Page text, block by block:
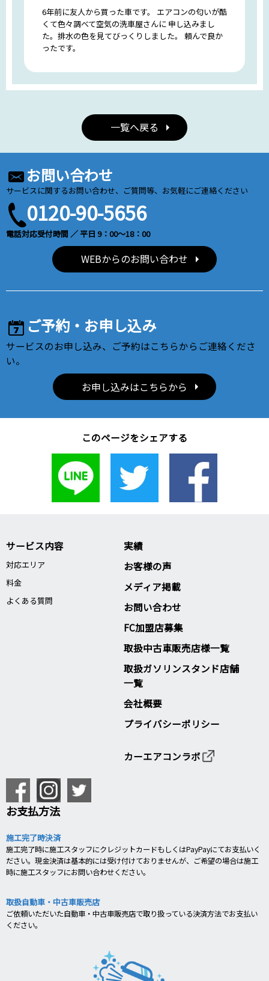
6年前に友人から買った車です。 エアコンの匂いが酷
くて色々調べて空気の洗車屋さんに 申し込みまし
た。排水の色を見てびっくりしました。 頼んで良か
ったです。
一覧へ戻る
お問い合わせ
サービスに関するお問い合わせ、ご質問等、お気軽にご連絡ください
0120-90-5656
電話対応受付時間 ／ 平日 9：00～18：00
WEBからのお問い合わせ
ご予約・お申し込み
サービスのお申し込み、ご予約はこちらからご連絡くださ
い。
お申し込みはこちらから
このページをシェアする
サービス内容
対応エリア
料金
よくある質問
実績
お客様の声
メディア掲載
お問い合わせ
FC加盟店募集
取扱中古車販売店様一覧
取扱ガソリンスタンド店舗
一覧
会社概要
プライバシーポリシー
カーエアコンラボ
お支払方法
施工完了時決済
施工完了時に施工スタッフにクレジットカードもしくはPayPayにてお支払いく
ださい。現金決済は基本的には受け付けておりませんが、ご希望の場合は施工
時に施工スタッフにお問い合わせください。
取扱自動車・中古車販売店
ご依頼いただいた自動車・中古車販売店で取り扱っている決済方法でお支払い
ください。